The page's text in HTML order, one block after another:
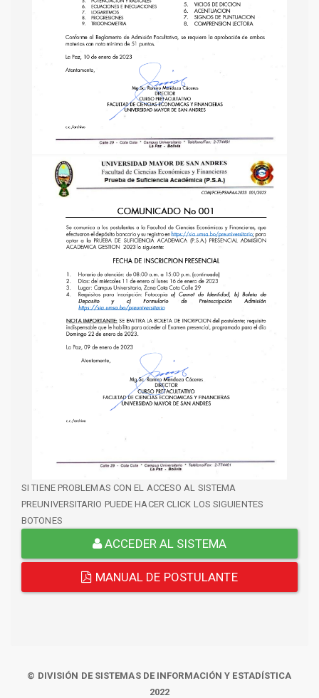
SI TIENE PROBLEMAS CON EL ACCESO AL SISTEMA
PREUNIVERSITARIO PUEDE HACER CLICK LOS SIGUIENTES
BOTONES
ACCEDER AL SISTEMA
MANUAL DE POSTULANTE
© DIVISIÓN DE SISTEMAS DE INFORMACIÓN Y ESTADÍSTICA
2022